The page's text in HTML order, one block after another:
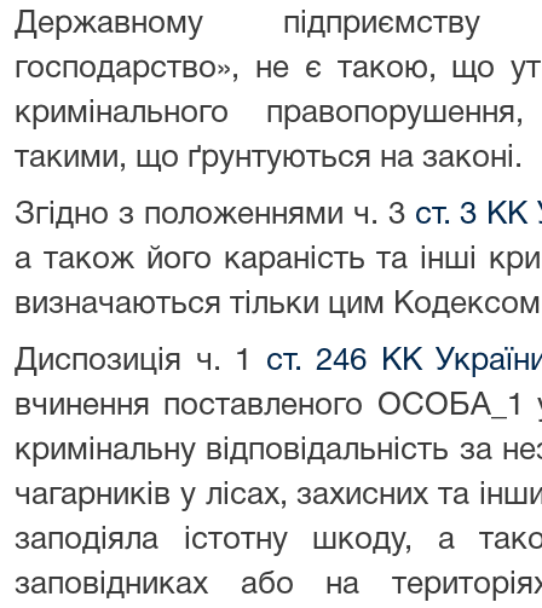
Державному підприємству
господарство», не є такою, що
кримінального
такими, що ґрунтуються на законі.
Згідно з положеннями ч. 3 ст. 3 КК
а також його караність та інші
визначаються тільки цим
Диспозиція ч. 1 ст. 246 КК
вчинення поставленого ОСОБА_1
кримінальну відповідальність за
чагарників у лісах, захисних та
заподіяла істотну шкоду, а
заповідниках або на